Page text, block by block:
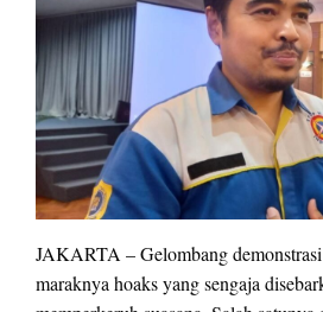
JAKARTA – Gelombang
maraknya hoaks yang sengaja